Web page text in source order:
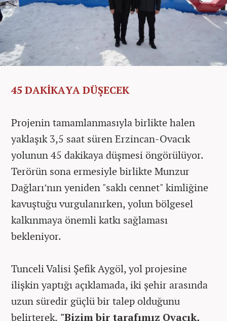
45 DAKİKAYA DÜŞECEK
Projenin tamamlanmasıyla birlikte halen
yaklaşık 3,5 saat süren Erzincan-Ovacık
yolunun 45 dakikaya düşmesi öngörülüyor.
Terörün sona ermesiyle birlikte Munzur
Dağları’nın yeniden "saklı cennet" kimliğine
kavuştuğu vurgulanırken, yolun bölgesel
kalkınmaya önemli katkı sağlaması
bekleniyor.
Tunceli Valisi Şefik Aygöl, yol projesine
ilişkin yaptığı açıklamada, iki şehir arasında
uzun süredir güçlü bir talep olduğunu
belirterek, "Bizim bir tarafımız Ovacık,